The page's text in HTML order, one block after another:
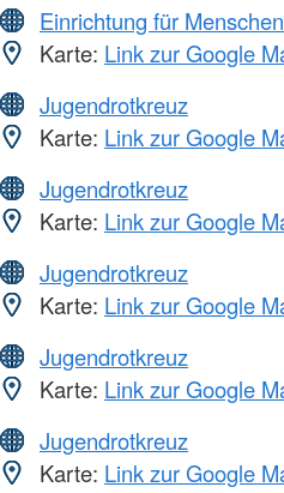
Einrichtung für
Karte: Link zur Google
Jugendrotkreuz
Karte: Link zur Google
Jugendrotkreuz
Karte: Link zur Google
Jugendrotkreuz
Karte: Link zur Google
Jugendrotkreuz
Karte: Link zur Google
Jugendrotkreuz
Karte: Link zur Google